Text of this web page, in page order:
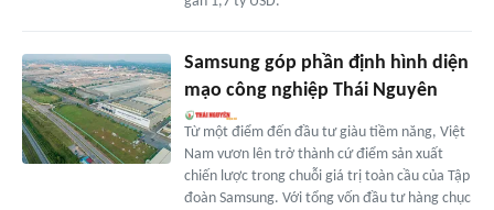
Samsung góp phần định hình diện
mạo công nghiệp Thái Nguyên
Từ một điểm đến đầu tư giàu tiềm năng, Việt
Nam vươn lên trở thành cứ điểm sản xuất
chiến lược trong chuỗi giá trị toàn cầu của Tập
đoàn Samsung. Với tổng vốn đầu tư hàng chục